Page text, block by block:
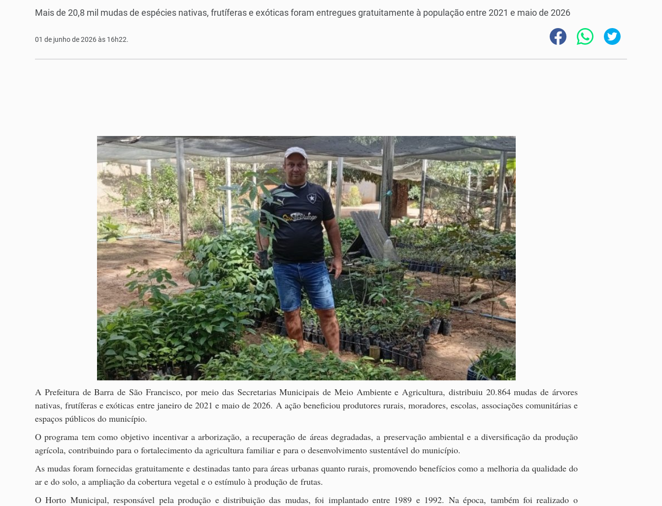
Mais de 20,8 mil mudas de espécies nativas, frutíferas e exóticas foram entregues gratuitamente à população entre 2021 e maio de 2026
01 de junho de 2026 às 16h22.
A Prefeitura de Barra de São Francisco, por meio das Secretarias Municipais de Meio Ambiente e Agricultura, distribuiu 20.864 mudas de árvores
nativas, frutíferas e exóticas entre janeiro de 2021 e maio de 2026. A ação beneficiou produtores rurais, moradores, escolas, associações comunitárias e
espaços públicos do município.
O programa tem como objetivo incentivar a arborização, a recuperação de áreas degradadas, a preservação ambiental e a diversificação da produção
agrícola, contribuindo para o fortalecimento da agricultura familiar e para o desenvolvimento sustentável do município.
As mudas foram fornecidas gratuitamente e destinadas tanto para áreas urbanas quanto rurais, promovendo benefícios como a melhoria da qualidade do
ar e do solo, a ampliação da cobertura vegetal e o estímulo à produção de frutas.
O Horto Municipal, responsável pela produção e distribuição das mudas, foi implantado entre 1989 e 1992. Na época, também foi realizado o